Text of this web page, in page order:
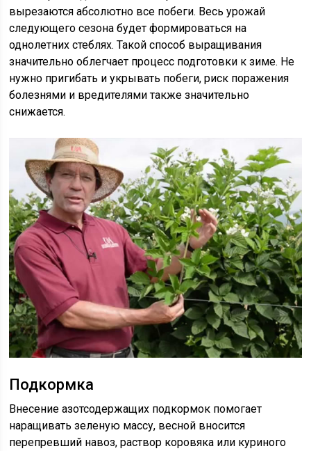
вырезаются абсолютно все побеги. Весь урожай
следующего сезона будет формироваться на
однолетних стеблях. Такой способ выращивания
значительно облегчает процесс подготовки к зиме. Не
нужно пригибать и укрывать побеги, риск поражения
болезнями и вредителями также значительно
снижается.
Подкормка
Внесение азотсодержащих подкормок помогает
наращивать зеленую массу, весной вносится
перепревший навоз, раствор коровяка или куриного